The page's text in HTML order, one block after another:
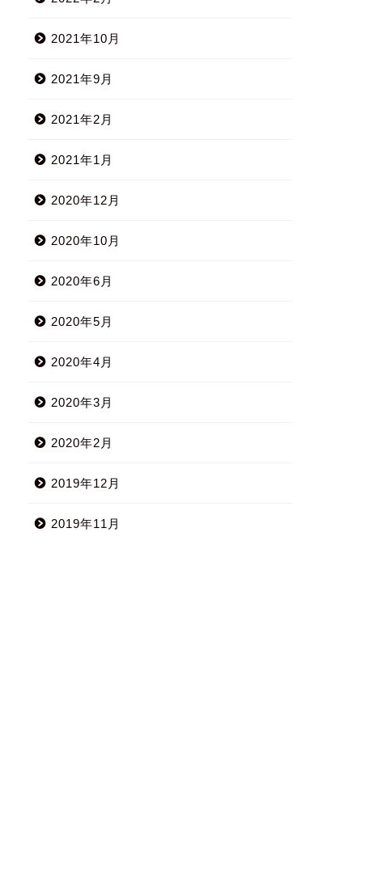
2021年10月
2021年9月
2021年2月
2021年1月
2020年12月
2020年10月
2020年6月
2020年5月
2020年4月
2020年3月
2020年2月
2019年12月
2019年11月